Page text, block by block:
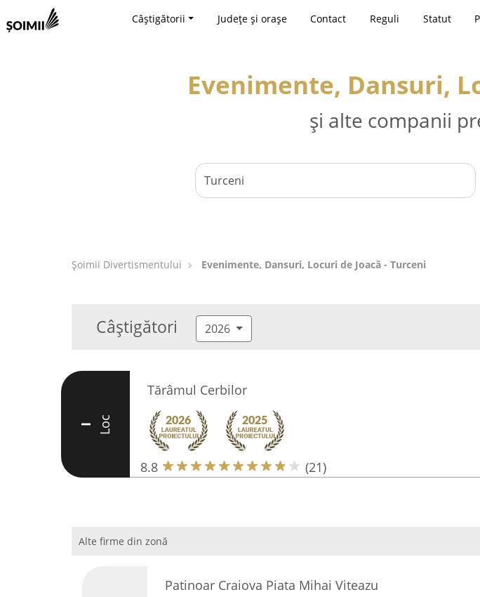
Câștigătorii Județe și orașe Contact Reguli Statut
Evenimente, Dansuri,
și alte companii
Şoimii Divertismentului Evenimente, Dansuri, Locuri de Joacă - Turceni
Câștigători 2026
I Loc
Tărâmul Cerbilor
8.8 (21)
Alte firme din zonă
Patinoar Craiova Piata Mihai Viteazu